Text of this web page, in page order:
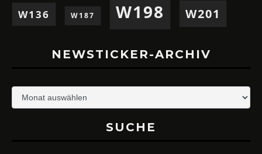
W136 W187 W198 W201
NEWSTICKER-ARCHIV
Newsticker-
Archiv
SUCHE